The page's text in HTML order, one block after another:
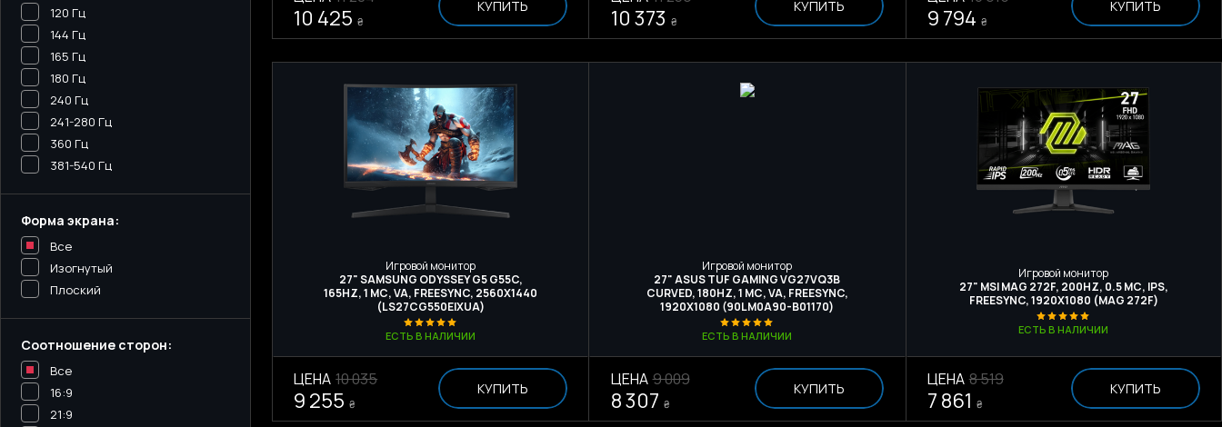
120 Гц
144 Гц
165 Гц
180 Гц
240 Гц
241-280 Гц
360 Гц
381-540 Гц
Форма экрана:
Все
Изогнутый
Плоский
Соотношение сторон:
Все
16:9
21:9
10 425 ₴
КУПИТЬ 10 373 ₴
КУПИТЬ 9 794 ₴
КУПИТЬ
Игровой монитор
27" SAMSUNG ODYSSEY G5 G55C,
165HZ, 1 МС, VA, FREESYNC, 2560Х1440
(LS27CG550EIXUA)
ЕСТЬ В НАЛИЧИИ
ЦЕНА 10 035
9 255 ₴
КУПИТЬ
Игровой монитор
27" ASUS TUF GAMING VG27VQ3B
CURVED, 180HZ, 1 МС, VA, FREESYNC,
1920Х1080 (90LM0A90-B01170)
ЕСТЬ В НАЛИЧИИ
ЦЕНА 9 009
8 307 ₴
КУПИТЬ
Игровой монитор
27" MSI MAG 272F, 200HZ, 0.5 МС, IPS,
FREESYNC, 1920Х1080 (MAG 272F)
ЕСТЬ В НАЛИЧИИ
ЦЕНА 8 519
7 861 ₴
КУПИТЬ